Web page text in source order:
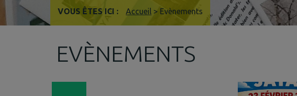
VOUS ÊTES ICI : Accueil > Evènements
EVÈNEMENTS